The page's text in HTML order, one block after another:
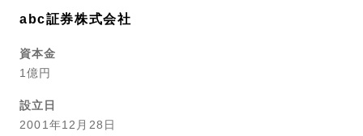
abc証券株式会社
資本金
1億円
設立日
2001年12月28日